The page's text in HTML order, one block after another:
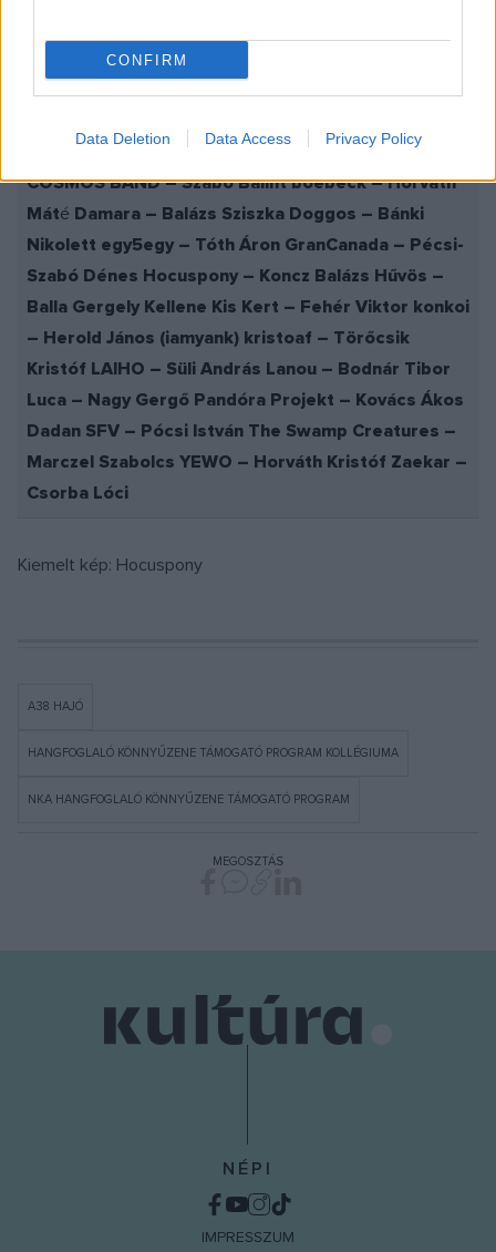
CONFIRM
Data Deletion Data Access Privacy Policy
zenekar-mentor párosokról.
Csajod – Szarka József ABEL marton nagy’s
COSMOS BAND – Szabó Bálint boebeck – Horváth
Máté Damara – Balázs Sziszka Doggos – Bánki
Nikolett egy5egy – Tóth Áron GranCanada – Pécsi-
Szabó Dénes Hocuspony – Koncz Balázs Hűvös –
Balla Gergely Kellene Kis Kert – Fehér Viktor konkoi
– Herold János (iamyank) kristoaf – Törőcsik
Kristóf LAIHO – Süli András Lanou – Bodnár Tibor
Luca – Nagy Gergő Pandóra Projekt – Kovács Ákos
Dadan SFV – Pócsi István The Swamp Creatures –
Marczel Szabolcs YEWO – Horváth Kristóf Zaekar –
Csorba Lóci
Kiemelt kép: Hocuspony
A38 HAJÓ
HANGFOGLALÓ KÖNNYŰZENE TÁMOGATÓ PROGRAM KOLLÉGIUMA
NKA HANGFOGLALÓ KÖNNYŰZENE TÁMOGATÓ PROGRAM
MEGOSZTÁS
NÉPI
IMPRESSZUM